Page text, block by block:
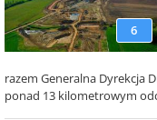
6
razem Generalna Dyrekcja
ponad 13 kilometrowym